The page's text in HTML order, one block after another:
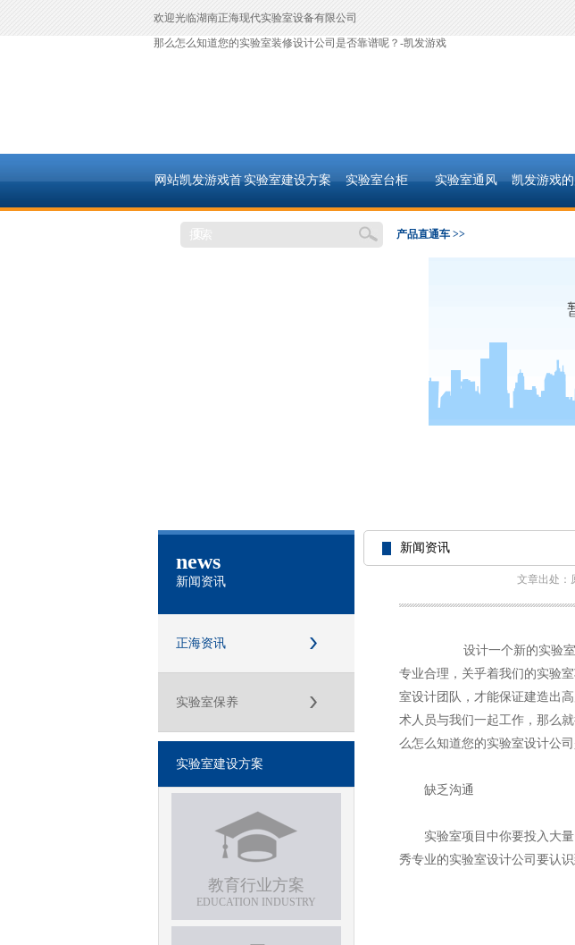
欢迎光临湖南正海现代实验室设备有限公司
那么怎么知道您的实验室装修设计公司是否靠谱呢？-凯发游戏
网站凯发游戏首
页
实验室建设方案 实验室台柜 实验室通风 凯发游戏
产品直通车 >>
news
新闻资讯
正海资讯
实验室保养
实验室建设方案
教育行业方案
EDUCATION INDUSTRY
新闻资讯
文章出处：
设计一个新的实验室是
专业合理，关乎着我们的实验
室设计团队，才能保证建造出
术人员与我们一起工作，那么
么怎么知道您的实验室设计公
缺乏沟通
实验室项目中你要投入大量
秀专业的实验室设计公司要认